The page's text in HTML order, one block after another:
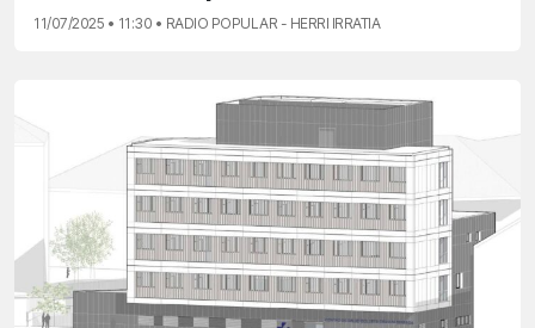
11/07/2025 • 11:30 • RADIO POPULAR - HERRI IRRATIA